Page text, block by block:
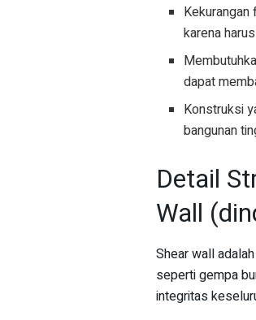
karena
dapat
Konstruksi
bangunan
Detail
Wall
Shear wall
seperti gempa
integritas